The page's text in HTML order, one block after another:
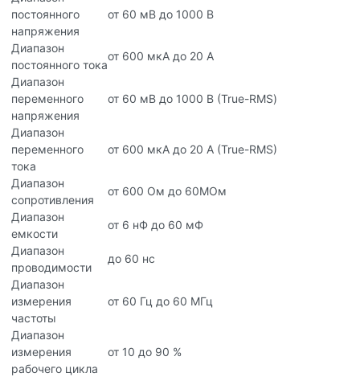
постоянного
напряжения
от 60 мВ до 1000 В
Диапазон
постоянного тока
от 600 мкА до 20 A
Диапазон
переменного
напряжения
от 60 мВ до 1000 В (True-RMS)
Диапазон
переменного
тока
от 600 мкА до 20 A (True-RMS)
Диапазон
сопротивления
от 600 Ом до 60МОм
Диапазон
емкости
от 6 нФ до 60 мФ
Диапазон
проводимости
до 60 нс
Диапазон
измерения
частоты
от 60 Гц до 60 МГц
Диапазон
измерения
рабочего цикла
от 10 до 90 %